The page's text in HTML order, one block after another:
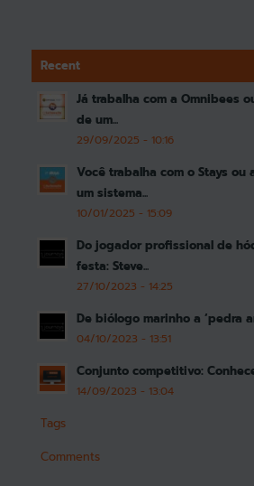
Recent
Já trabalha com a Omnibees
de um...
29/09/2025 - 10:16
Você trabalha com o Stays ou
um sistema...
10/01/2025 - 15:09
Do jogador profissional de
festa: Steve...
27/10/2023 - 14:25
De biólogo marinho a ‘pedra
04/10/2023 - 13:51
Conjunto competitivo:
14/09/2023 - 13:04
Tags
Comments